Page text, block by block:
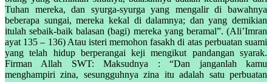
Tuhan mereka, dan syurga-syurga yang mengalir di bawahnya
beberapa sungai, mereka kekal di dalamnya; dan yang demikian
itulah sebaik-baik balasan (bagi) mereka yang beramal”. (Ali’Imran
ayat 135 – 136) Atau isteri memohon fasakh di atas perbuatan suami
yang telah hidup berperangai keji mengikut pandangan syarak.
Firman Allah SWT: Maksudnya : “Dan janganlah kamu
menghampiri zina, sesungguhnya zina itu adalah satu perbuatan